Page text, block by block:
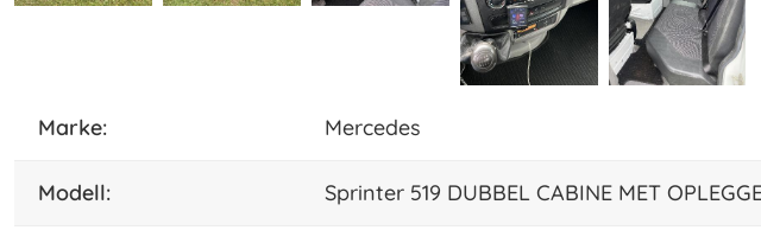
marke: Mercedes
Modell: Sprinter 519 DUBBEL CABINE MET